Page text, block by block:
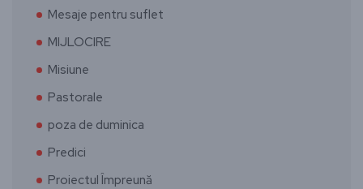
Mesaje pentru suflet
MIJLOCIRE
Misiune
Pastorale
poza de duminica
Predici
Proiectul Împreună